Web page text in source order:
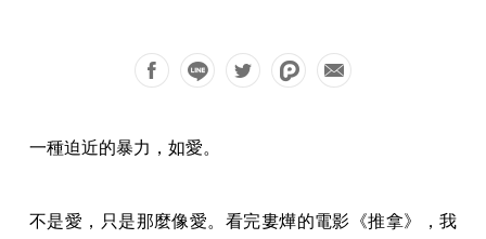
一種迫近的暴力，如愛。
不是愛，只是那麼像愛。看完婁燁的電影《推拿》，我